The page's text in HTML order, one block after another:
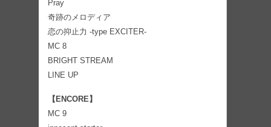
Pray
奇跡のメロディア
恋の抑止力 -type EXCITER-
MC 8
BRIGHT STREAM
LINE UP
【ENCORE】
MC 9